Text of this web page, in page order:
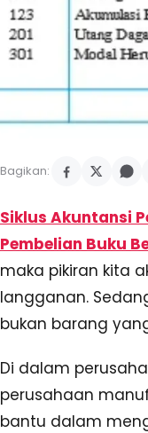
Bagikan:
Siklus Akuntansi
Pembelian Buku
maka pikiran kita
langganan.
bukan barang
Di dalam
perusahaan
bantu dalam